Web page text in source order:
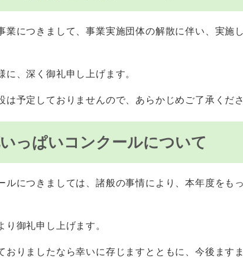
につきまして、事業実施団体の解散に伴い、実施
、深く御礼申し上げます。
予定しておりませんので、あらかじめご了承くださ
っぱいコンクールについて
につきましては、諸般の事情により、本年度をも
御礼申し上げます。
りましたなら幸いに存じますとともに、今後ます